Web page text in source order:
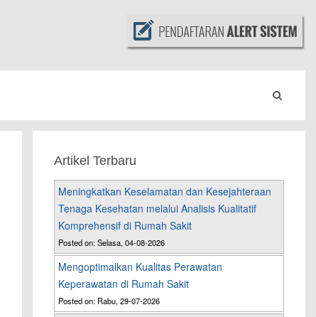
Artikel Terbaru
Meningkatkan Keselamatan dan Kesejahteraan
Tenaga Kesehatan melalui Analisis Kualitatif
Komprehensif di Rumah Sakit
Posted on: Selasa, 04-08-2026
Mengoptimalkan Kualitas Perawatan
Keperawatan di Rumah Sakit
Posted on: Rabu, 29-07-2026